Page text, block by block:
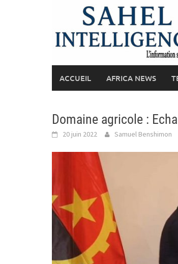
ACCUEIL AFRICA NEWS
Domaine agricole :
20 juin 2022 Samuel Benshimon